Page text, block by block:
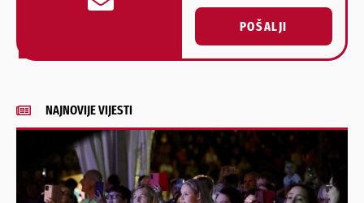
POŠALJI
Alternative:
NAJNOVIJE VIJESTI